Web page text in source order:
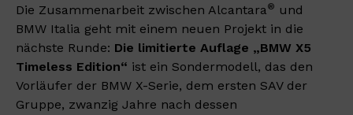
Die Zusammenarbeit zwischen Alcantara® und
BMW Italia geht mit einem neuen Projekt in die
nächste Runde: Die limitierte Auflage „BMW X5
Timeless Edition“ ist ein Sondermodell, das den
Vorläufer der BMW X-Serie, dem ersten SAV der
Gruppe, zwanzig Jahre nach dessen